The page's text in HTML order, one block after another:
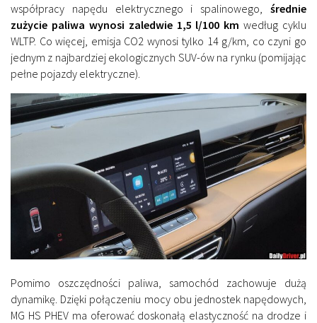
współpracy napędu elektrycznego i spalinowego, średnie
zużycie paliwa wynosi zaledwie 1,5 l/100 km według cyklu
WLTP. Co więcej, emisja CO2 wynosi tylko 14 g/km, co czyni go
jednym z najbardziej ekologicznych SUV-ów na rynku (pomijając
pełne pojazdy elektryczne).
Pomimo oszczędności paliwa, samochód zachowuje dużą
dynamikę. Dzięki połączeniu mocy obu jednostek napędowych,
MG HS PHEV ma oferować doskonałą elastyczność na drodze i